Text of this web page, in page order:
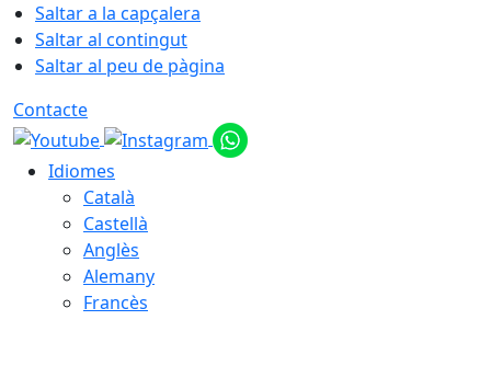
Saltar a la capçalera
Saltar al contingut
Saltar al peu de pàgina
Contacte
Idiomes
Català
Castellà
Anglès
Alemany
Francès